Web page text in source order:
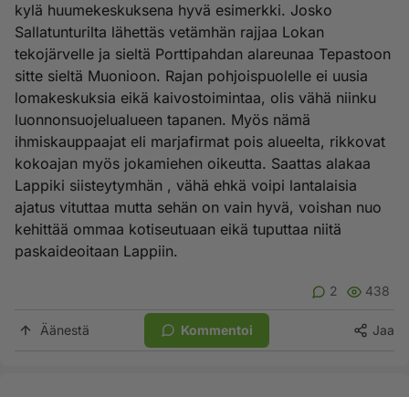
kylä huumekeskuksena hyvä esimerkki. Josko
Sallatunturilta lähettäs vetämhän rajjaa Lokan
tekojärvelle ja sieltä Porttipahdan alareunaa Tepastoon
sitte sieltä Muonioon. Rajan pohjoispuolelle ei uusia
lomakeskuksia eikä kaivostoimintaa, olis vähä niinku
luonnonsuojelualueen tapanen. Myös nämä
ihmiskauppaajat eli marjafirmat pois alueelta, rikkovat
kokoajan myös jokamiehen oikeutta. Saattas alakaa
Lappiki siisteytymhän , vähä ehkä voipi lantalaisia
ajatus vituttaa mutta sehän on vain hyvä, voishan nuo
kehittää ommaa kotiseutuaan eikä tuputtaa niitä
paskaideoitaan Lappiin.
2 438
Äänestä Kommentoi Jaa